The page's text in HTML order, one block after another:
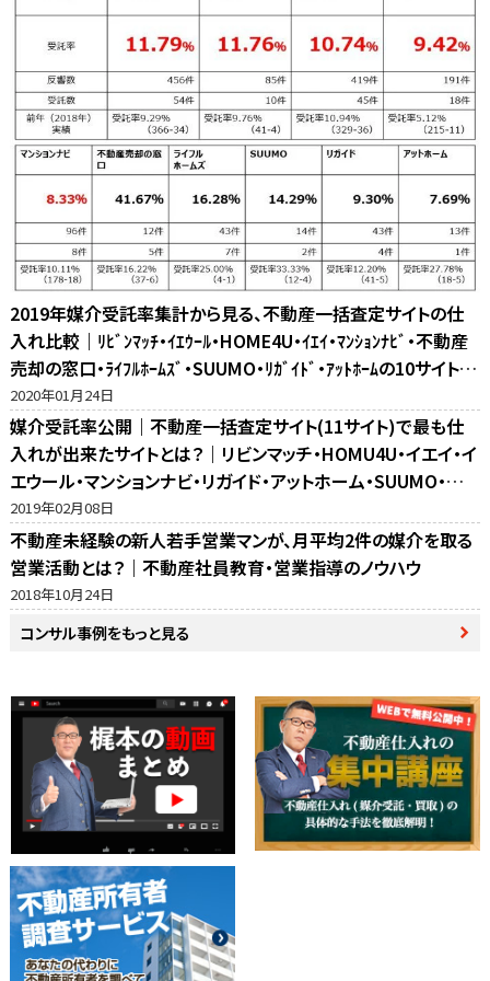
2019年媒介受託率集計から見る、不動産一括査定サイトの仕
入れ比較｜ﾘﾋﾞﾝﾏｯﾁ・ｲｴｳｰﾙ・HOME4U・ｲｴｲ・ﾏﾝｼｮﾝﾅﾋﾞ・不動産
売却の窓口・ﾗｲﾌﾙﾎｰﾑｽﾞ・SUUMO・ﾘｶﾞｲﾄﾞ・ｱｯﾄﾎｰﾑの10サイト比
較
2020年01月24日
媒介受託率公開｜不動産一括査定サイト(11サイト)で最も仕
入れが出来たサイトとは？｜リビンマッチ・HOMU4U・イエイ・イ
エウール・マンションナビ・リガイド・アットホーム・SUUMO・不
動産売却の窓口・ホームズ・マイナビの反響比較
2019年02月08日
不動産未経験の新人若手営業マンが、月平均2件の媒介を取る
営業活動とは？｜不動産社員教育・営業指導のノウハウ
2018年10月24日
コンサル事例をもっと見る